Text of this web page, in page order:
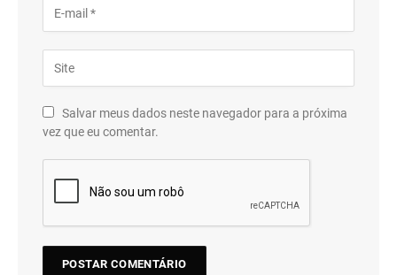
Salvar meus dados neste navegador para a próxima
vez que eu comentar.